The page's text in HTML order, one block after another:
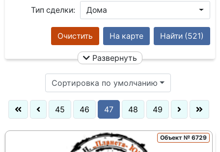
Тип сделки: Дома
Найти (521)
На карте
Очистить
Развернуть
Сортировка по умолчанию
45 46 47 48 49
Объект № 6729